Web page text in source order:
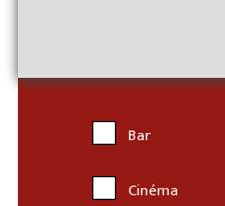
Bar
Cinéma